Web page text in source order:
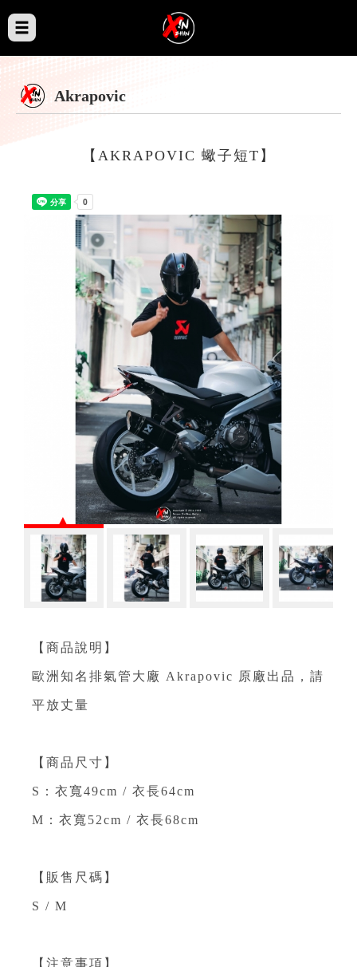
Akrapovic
【AKRAPOVIC 蠍子短T】
【商品說明】⁣
歐洲知名排氣管大廠 Akrapovic 原廠出品，請
平放丈量⁣
【商品尺寸】⁣
S：衣寬49cm / 衣長64cm⁣
M：衣寬52cm / 衣長68cm⁣
【販售尺碼】⁣
S / M ⁣
【注意事項】⁣